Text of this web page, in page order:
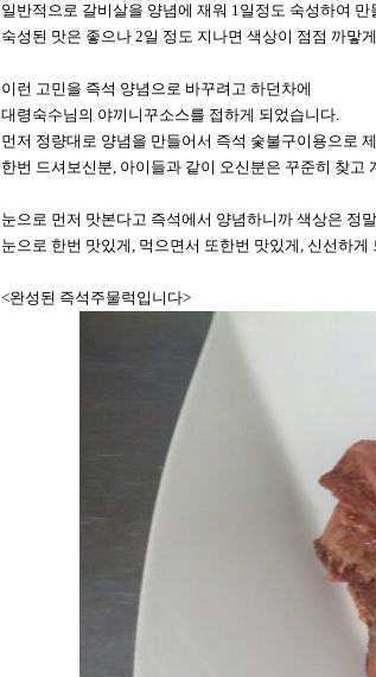
일반적으로 갈비살을 양념에 재워 1일정도 숙성하여 만
숙성된 맛은 좋으나 2일 정도 지나면 색상이 점점 까맣
이런 고민을 즉석 양념으로 바꾸려고 하던차에
대령숙수님의 야끼니꾸소스를 접하게 되었습니다.
먼저 정량대로 양념을 만들어서 즉석 숯불구이용으로
한번 드셔보신분, 아이들과 같이 오신분은 꾸준히 찾고
눈으로 먼저 맛본다고 즉석에서 양념하니까 색상은 정
눈으로 한번 맛있게, 먹으면서 또한번 맛있게, 신선하게
<완성된 즉석주물럭입니다>